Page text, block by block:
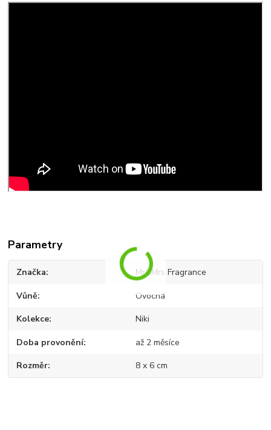
Parametry
Značka Mr&Mrs Fragrance
Vůně Ovocná
Kolekce Niki
Doba provonění až 2 měsíce
Rozměr 8 x 6 cm